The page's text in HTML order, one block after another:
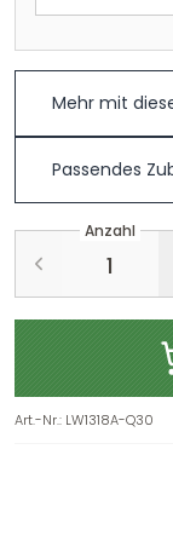
Mehr mit
Passendes
Anzahl
Art.-Nr.: LW1318A-Q30